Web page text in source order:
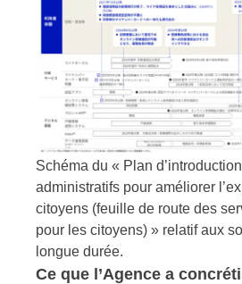
Schéma du « Plan
administratifs pour améliorer
citoyens (feuille de route des
pour les citoyens) » relatif aux
longue durée.
Ce que l’Agence a